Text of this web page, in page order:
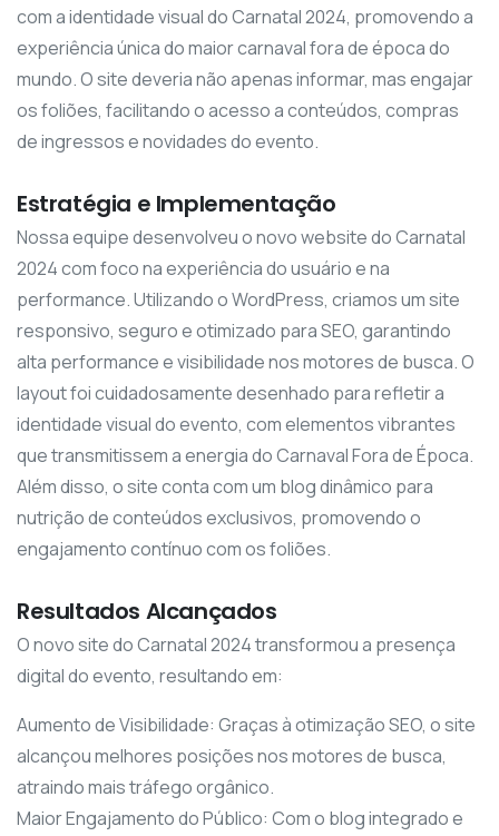
com a identidade visual do Carnatal 2024, promovendo a
experiência única do maior carnaval fora de época do
mundo. O site deveria não apenas informar, mas engajar
os foliões, facilitando o acesso a conteúdos, compras
de ingressos e novidades do evento.
Estratégia e Implementação
Nossa equipe desenvolveu o novo website do Carnatal
2024 com foco na experiência do usuário e na
performance. Utilizando o WordPress, criamos um site
responsivo, seguro e otimizado para SEO, garantindo
alta performance e visibilidade nos motores de busca. O
layout foi cuidadosamente desenhado para refletir a
identidade visual do evento, com elementos vibrantes
que transmitissem a energia do Carnaval Fora de Época.
Além disso, o site conta com um blog dinâmico para
nutrição de conteúdos exclusivos, promovendo o
engajamento contínuo com os foliões.
Resultados Alcançados
O novo site do Carnatal 2024 transformou a presença
digital do evento, resultando em:
Aumento de Visibilidade: Graças à otimização SEO, o site
alcançou melhores posições nos motores de busca,
atraindo mais tráfego orgânico.
Maior Engajamento do Público: Com o blog integrado e